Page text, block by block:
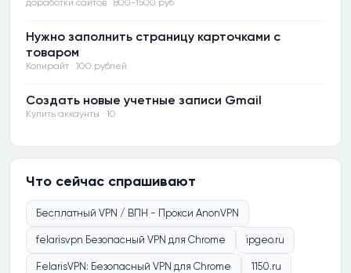
доработки сайтов · 800-1500 руб
Нужно заполнить страницу карточками с
товаром
Копирайт · 100 рублей
Создать новые учетные записи Gmail
Купить аккаунты · 10
Что сейчас спрашивают
Бесплатный VPN / ВПН - Прокси AnonVPN
felarisvpn Безопасный VPN для Chrome ipgeo.ru
FelarisVPN: Безопасный VPN для Chrome 1150.ru